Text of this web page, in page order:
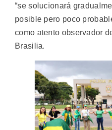
“se solucionará
posible pero poco
como atento observador
Brasilia.